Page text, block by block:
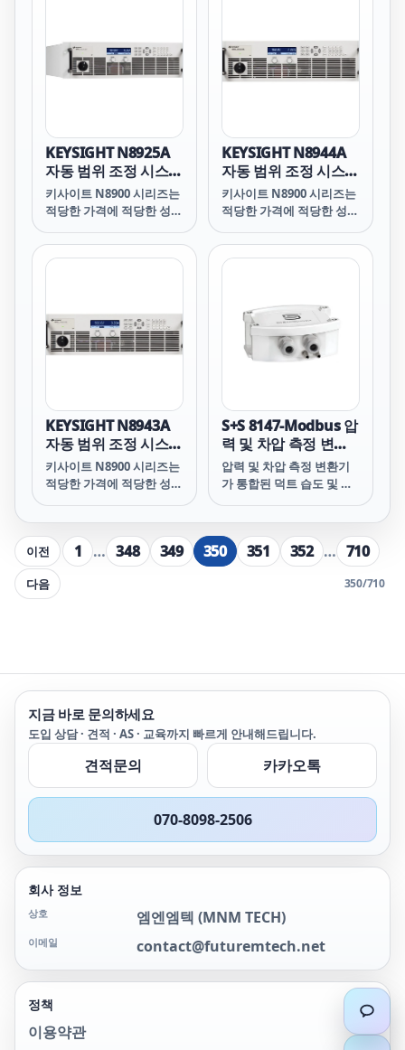
N8900 시리즈 전원 공급기
의 자동 범위 조정 출력 특
성은 최대 전력에서 광범위
현합니다. 기존의 “직사각
형” 전원 공급기 출력 특성
은 단 하나의 전압 및 전류
조합에서 최대 전력을 제공
합니다. 단 하나의 N8900
이 여러 전원 공급기의 역
할을 합니다. 이는 마치 여
러 전원 공급기를 하나의
장치에 담은 것 같습니다!
KEYSIGHT N8925A
자동 범위 조정 시스템
DC 전원 공급기, 80V,
340A, 10000W,
키사이트 N8900 시리즈는
적당한 가격에 적당한 성능
케이션에 5kW, 10kW,
15kW 자동 범위 조정, 단
N8900 시리즈 전원 공급기
의 자동 범위 조정 출력 특
성은 최대 전력에서 광범위
현합니다. 기존의 “직사각
형” 전원 공급기 출력 특성
은 단 하나의 전압 및 전류
조합에서 최대 전력을 제공
합니다. 단 하나의 N8900
이 여러 전원 공급기의 역
할을 합니다. 이는 마치 여
러 전원 공급기를 하나의
장치에 담은 것 같습니다!
KEYSIGHT N8944A
자동 범위 조정 시스템
DC 전원 공급기,
750V, 20A, 5000W,
키사이트 N8900 시리즈는
적당한 가격에 적당한 성능
케이션에 5kW, 10kW,
15kW 자동 범위 조정, 단
N8900 시리즈 전원 공급기
의 자동 범위 조정 출력 특
성은 최대 전력에서 광범위
한 전압 및 전류 조합을 제
현합니다. 기존의 “직사각
형” 전원 공급기 출력 특성
은 단 하나의 전압 및 전류
조합에서 최대 전력을 제공
합니다. 단 하나의 N8900
이 여러 전원 공급기의 역
할을 합니다. 이는 마치 여
러 전원 공급기를 하나의
장치에 담은 것 같습니다!
KEYSIGHT N8943A
자동 범위 조정 시스템
DC 전원 공급기,
500V, 30A, 5000W,
키사이트 N8900 시리즈는
적당한 가격에 적당한 성능
15kW 자동 범위 조정, 단
일 출력 프로그래밍 가능한
DC 전력을 제공합니다.
N8900 시리즈 전원 공급기
의 자동 범위 조정 출력 특
현합니다. 기존의 “직사각
형” 전원 공급기 출력 특성
은 단 하나의 전압 및 전류
조합에서 최대 전력을 제공
합니다. 단 하나의 N8900
이 여러 전원 공급기의 역
할을 합니다. 이는 마치 여
러 전원 공급기를 하나의
S+S 8147-Modbus 압
력 및 차압 측정 변환
기가 통합된 덕트 습도
및 온도 센서
압력 및 차압 측정 변환기
가 통합된 덕트 습도 및 온
이전 1 … 348 349 350 351 352 … 710
다음 350/710
지금 바로 문의하세요
도입 상담 · 견적 · AS · 교육까지 빠르게 안내해드립니다.
견적문의 카카오톡
070-8098-2506
회사 정보
상호 엠엔엠텍 (MNM TECH)
이메일 contact@futuremtech.net
정책
이용약관